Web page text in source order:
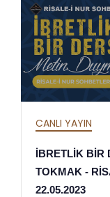
CANLI YAYIN
İBRETLİK BİR
TOKMAK -
22.05.2023